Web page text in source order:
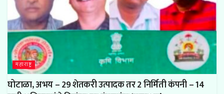
महाराष्ट्र
घोटाळा, अभय – 29 शेतकरी उत्पादक तर 2 निर्मिती कंपनी – 14